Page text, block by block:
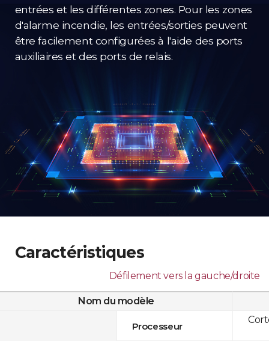
entrées et les différentes zones. Pour les zones
d'alarme incendie, les entrées/sorties peuvent
être facilement configurées à l'aide des ports
auxiliaires et des ports de relais.
Caractéristiques
Défilement vers la gauche/droite
Nom du modèle
Processeur